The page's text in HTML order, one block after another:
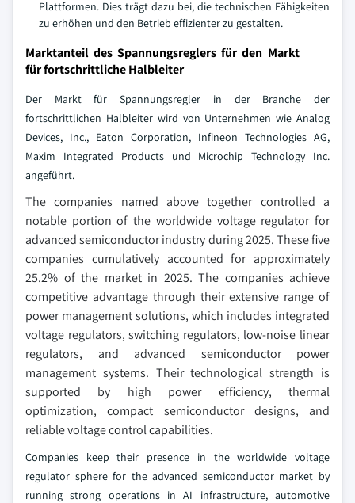
Plattformen. Dies trägt dazu bei, die technischen Fähigkeiten
zu erhöhen und den Betrieb effizienter zu gestalten.
Marktanteil des Spannungsreglers für den Markt
für fortschrittliche Halbleiter
Der Markt für Spannungsregler in der Branche der
fortschrittlichen Halbleiter wird von Unternehmen wie Analog
Devices, Inc., Eaton Corporation, Infineon Technologies AG,
Maxim Integrated Products und Microchip Technology Inc.
angeführt.
The companies named above together controlled a
notable portion of the worldwide voltage regulator for
advanced semiconductor industry during 2025. These five
companies cumulatively accounted for approximately
25.2% of the market in 2025. The companies achieve
competitive advantage through their extensive range of
power management solutions, which includes integrated
voltage regulators, switching regulators, low-noise linear
regulators, and advanced semiconductor power
management systems. Their technological strength is
supported by high power efficiency, thermal
optimization, compact semiconductor designs, and
reliable voltage control capabilities.
Companies keep their presence in the worldwide voltage
regulator sphere for the advanced semiconductor market by
running strong operations in AI infrastructure, automotive